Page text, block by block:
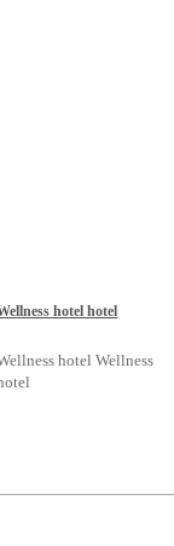
hotel hotel
hotel Wellness